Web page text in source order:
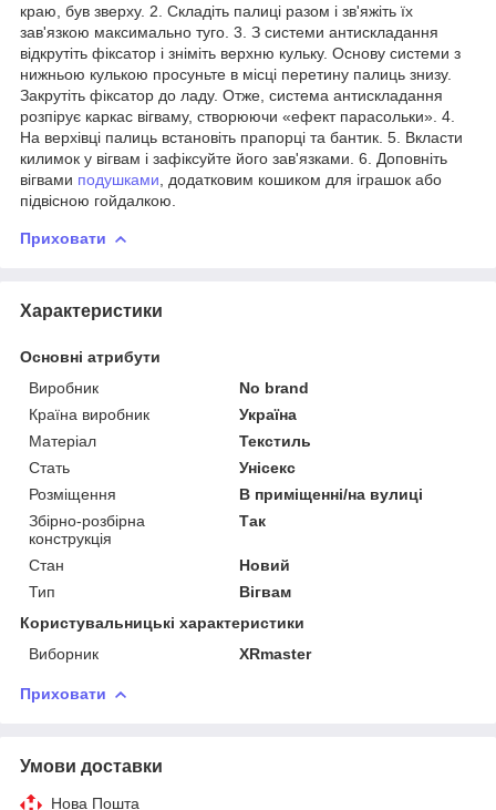
краю, був зверху. 2. Складіть палиці разом і зв'яжіть їх
зав'язкою максимально туго. 3. З системи антискладання
відкрутіть фіксатор і зніміть верхню кульку. Основу системи з
нижньою кулькою просуньте в місці перетину палиць знизу.
Закрутіть фіксатор до ладу. Отже, система антискладання
розпірує каркас вігваму, створюючи «ефект парасольки». 4.
На верхівці палиць встановіть прапорці та бантик. 5. Вкласти
килимок у вігвам і зафіксуйте його зав'язками. 6. Доповніть
вігвами подушками , додатковим кошиком для іграшок або
підвісною гойдалкою.
Приховати
Характеристики
Основні атрибути
Виробник
No brand
Країна виробник
Україна
Матеріал
Текстиль
Стать
Унісекс
Розміщення
В приміщенні/на вулиці
Збірно-розбірна
конструкція
Так
Стан
Новий
Тип
Вігвам
Користувальницькі характеристики
Виборник
XRmaster
Приховати
Умови доставки
Нова Пошта